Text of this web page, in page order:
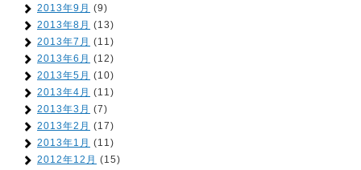
2013年9月 (9)
2013年8月 (13)
2013年7月 (11)
2013年6月 (12)
2013年5月 (10)
2013年4月 (11)
2013年3月 (7)
2013年2月 (17)
2013年1月 (11)
2012年12月 (15)